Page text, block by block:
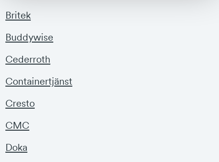
Britek
Buddywise
Cederroth
Containertjänst
Cresto
CMC
Doka